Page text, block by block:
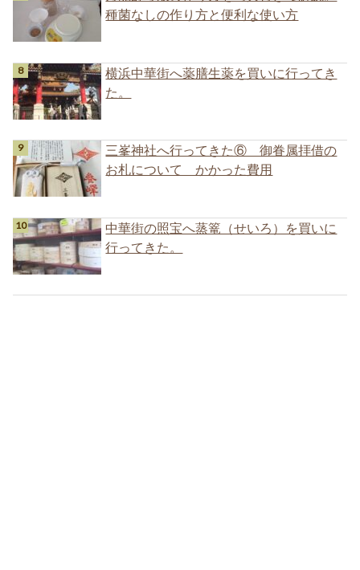
種菌なしの作り方と便利な使い方
横浜中華街へ薬膳生薬を買いに行ってき
た。
三峯神社へ行ってきた⑥ 御眷属拝借の
お札について かかった費用
中華街の照宝へ蒸篭（せいろ）を買いに
行ってきた。